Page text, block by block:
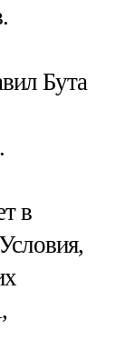
Бута
в